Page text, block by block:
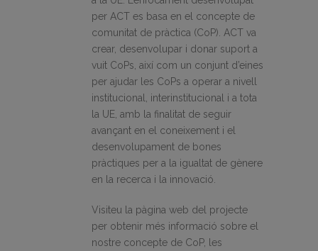
per ACT es basa en el concepte de
comunitat de pràctica (CoP). ACT va
crear, desenvolupar i donar suport a
vuit CoPs, així com un conjunt d’eines
per ajudar les CoPs a operar a nivell
institucional, interinstitucional i a tota
la UE, amb la finalitat de seguir
avançant en el coneixement i el
desenvolupament de bones
pràctiques per a la igualtat de gènere
en la recerca i la innovació.
Visiteu la pàgina web del projecte
per obtenir més informació sobre el
nostre concepte de CoP, les